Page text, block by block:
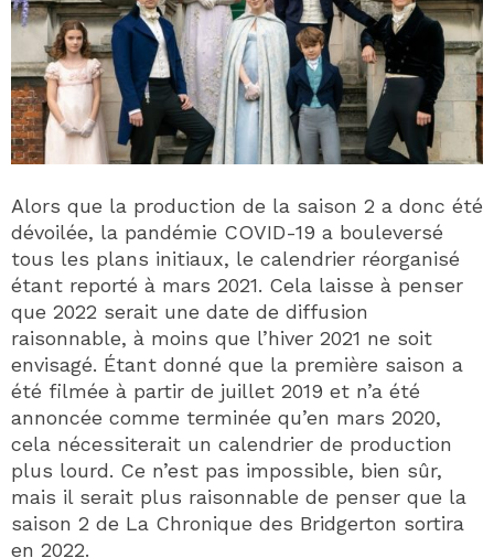
Alors que la production de la saison 2 a donc été
dévoilée, la pandémie COVID-19 a bouleversé
tous les plans initiaux, le calendrier réorganisé
étant reporté à mars 2021. Cela laisse à penser
que 2022 serait une date de diffusion
raisonnable, à moins que l’hiver 2021 ne soit
envisagé. Étant donné que la première saison a
été filmée à partir de juillet 2019 et n’a été
annoncée comme terminée qu’en mars 2020,
cela nécessiterait un calendrier de production
plus lourd. Ce n’est pas impossible, bien sûr,
mais il serait plus raisonnable de penser que la
saison 2 de La Chronique des Bridgerton sortira
en 2022.